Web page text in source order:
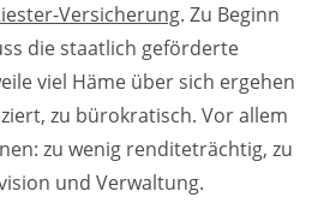
Versicherung. Zu Beginn
die staatlich geförderte
viel Häme über sich ergehen
zu bürokratisch. Vor allem
zu wenig renditeträchtig, zu
und Verwaltung.